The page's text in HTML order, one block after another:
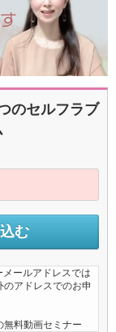
のセルフラブ
ールアドレスでは
アドレスでのお申
料動画セミナー